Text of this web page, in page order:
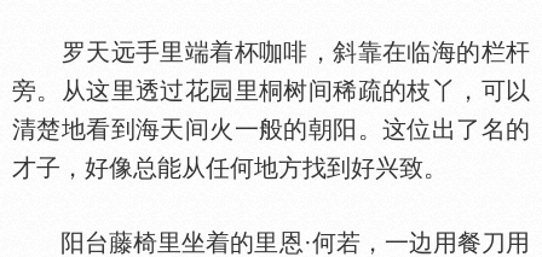
罗天远手里端着杯咖啡，斜靠在临海的栏杆
旁。从这里透过花园里桐树间稀疏的枝丫，可以
清楚地看到海天间火一般的朝阳。这位出了名的
才子，好像总能从任何地方找到好兴致。
阳台藤椅里坐着的里恩·何若，一边用餐刀用